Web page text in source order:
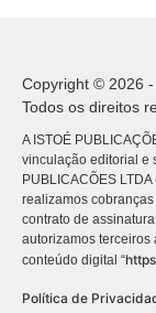
Copyright © 2026 -
Todos os direitos
A ISTOÉ
vinculação editorial e
PUBLICACÕES
realizamos
contrato de
autorizamos
conteúdo digital “
Política de